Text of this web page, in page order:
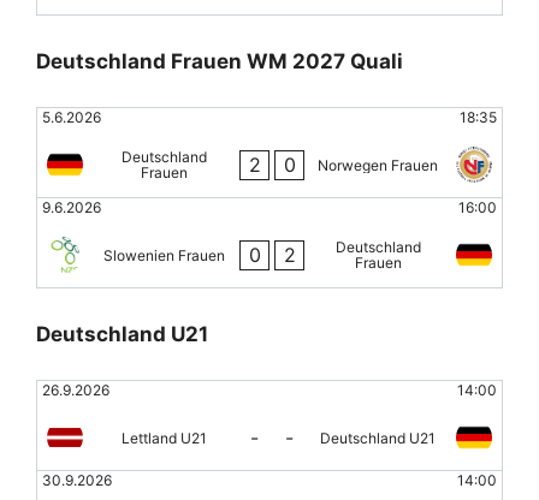
Deutschland Frauen WM 2027 Quali
5.6.2026 18:35
Deutschland
Frauen
2 0 Norwegen Frauen
9.6.2026 16:00
Slowenien Frauen 0 2
Deutschland
Frauen
Deutschland U21
26.9.2026 14:00
Lettland U21 - - Deutschland U21
30.9.2026 14:00